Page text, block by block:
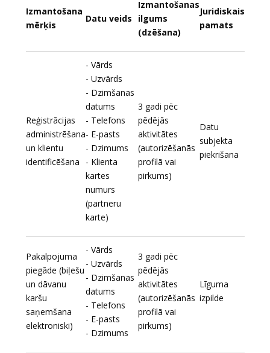
Izmantošana
mērķis
Datu veids
Izmantošanas
ilgums
(dzēšana)
Juridiskais
pamats
Reģistrācijas
administrēšana
un klientu
identificēšana
- Vārds
- Uzvārds
- Dzimšanas
datums
- Telefons
- E-pasts
- Dzimums
- Klienta
kartes
numurs
(partneru
karte)
3 gadi pēc
pēdējās
aktivitātes
(autorizēšanās
profilā vai
pirkums)
Datu
subjekta
piekrišana
Pakalpojuma
piegāde (biļešu
un dāvanu
karšu
saņemšana
elektroniski)
- Vārds
- Uzvārds
- Dzimšanas
datums
- Telefons
- E-pasts
- Dzimums
3 gadi pēc
pēdējās
aktivitātes
(autorizēšanās
profilā vai
pirkums)
Līguma
izpilde